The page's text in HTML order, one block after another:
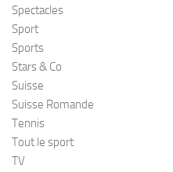
Spectacles
Sport
Sports
Stars & Co
Suisse
Suisse Romande
Tennis
Tout le sport
TV